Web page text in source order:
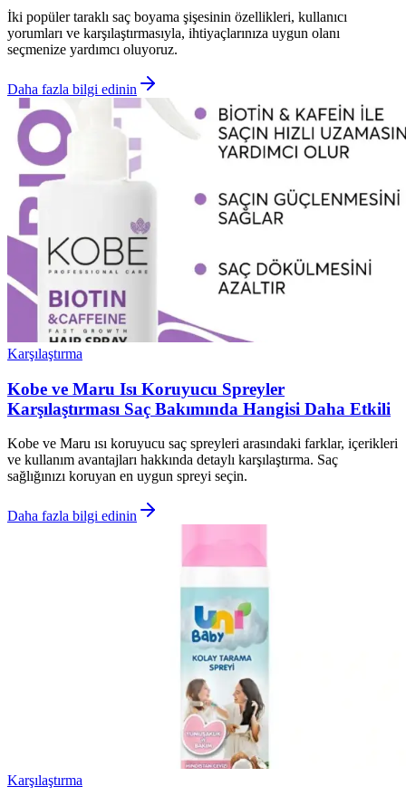
İki popüler taraklı saç boyama şişesinin özellikleri, kullanıcı
yorumları ve karşılaştırmasıyla, ihtiyaçlarınıza uygun olanı
seçmenize yardımcı oluyoruz.
Daha fazla bilgi edinin
Karşılaştırma
Kobe ve Maru Isı Koruyucu Spreyler
Karşılaştırması Saç Bakımında Hangisi Daha Etkili
Kobe ve Maru ısı koruyucu saç spreyleri arasındaki farklar, içerikleri
ve kullanım avantajları hakkında detaylı karşılaştırma. Saç
sağlığınızı koruyan en uygun spreyi seçin.
Daha fazla bilgi edinin
Karşılaştırma